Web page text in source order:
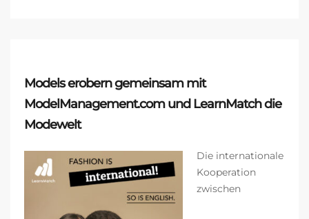
Models erobern gemeinsam mit
ModelManagement.com und LearnMatch die
Modewelt
Die internationale
Kooperation
zwischen